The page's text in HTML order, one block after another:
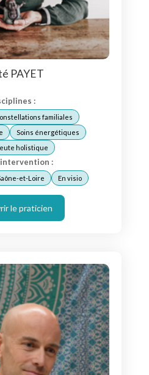
PAYET
:
familiales
Soins énergétiques
holistique
:
et-Loire En visio
le praticien